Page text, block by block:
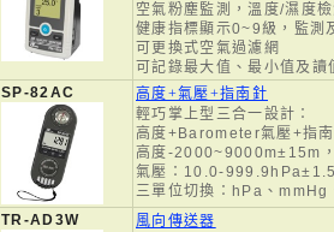
空氣粉塵監測，溫度/濕度檢
健康指標顯示0~9級，監測
可更換式空氣過濾網
可記錄最大值、最小值及讀
SP-82AC
高度+氣壓+指南針
輕巧掌上型三合一設計：
高度+Barometer氣壓+指
高度-2000~9000m±15m
氣壓：10.0-
三單位切換：hPa、mmHg
TR-AD3W
風向傳送器